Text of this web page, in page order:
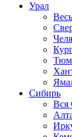
Урал
Сибирь
Вся